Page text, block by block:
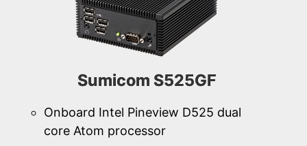
Sumicom S525GF
Onboard Intel Pineview D525 dual
core Atom processor